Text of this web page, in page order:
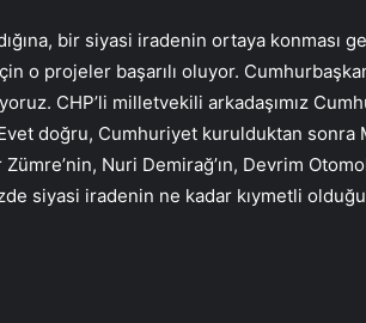
bir siyasi iradenin ortaya konması
o projeler başarılı oluyor.
CHP’li milletvekili arkadaşımız
doğru, Cumhuriyet kurulduktan sonra
Nuri Demirağ’ın, Devrim
siyasi iradenin ne kadar kıymetli